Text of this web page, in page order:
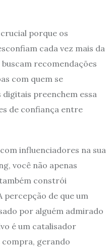
porque os
cada vez mais da
recomendações
com quem se
preenchem essa
de confiança entre
influenciadores na sua
você não apenas
constrói
percepção de que um
por alguém admirado
é um catalisador
compra, gerando